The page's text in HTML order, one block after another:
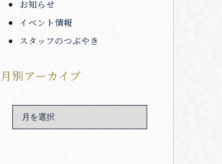
お知らせ
イベント情報
スタッフのつぶやき
月別アーカイブ